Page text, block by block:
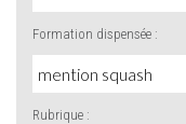
Formation dispensée :
Rubrique :